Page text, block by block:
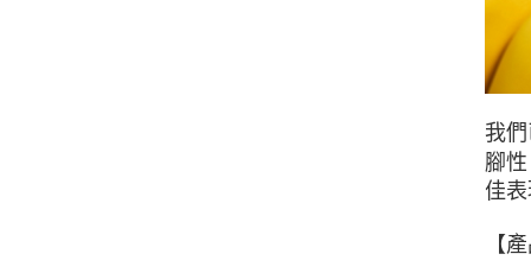
我
腳
佳
【